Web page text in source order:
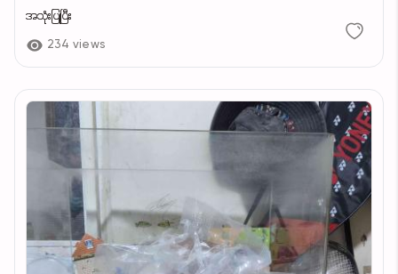
အသုံးပြုပြီး
234 views